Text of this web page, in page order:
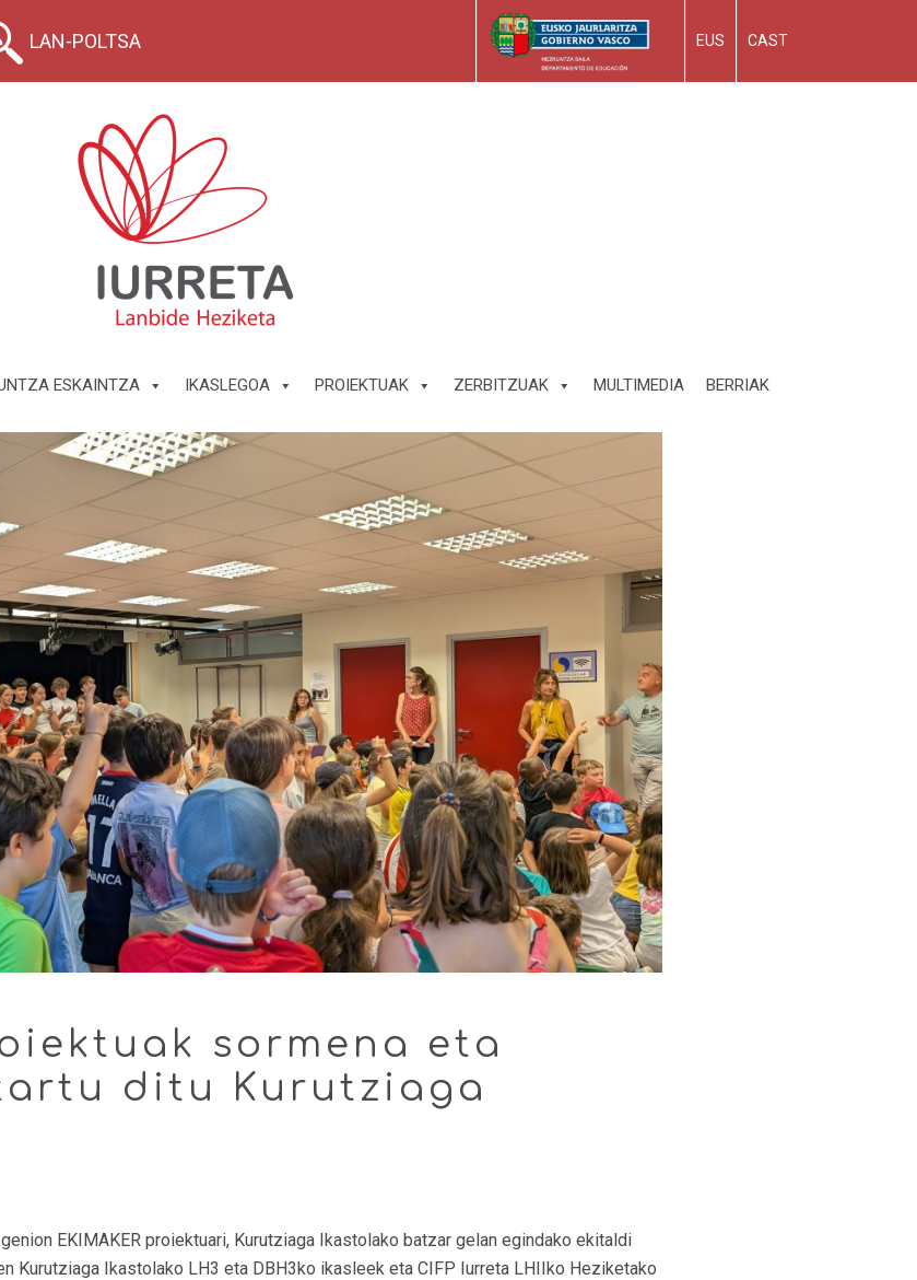
LAN-POLTSA EUS CAST
ESKAINTZA IKASLEGOA PROIEKTUAK ZERBITZUAK MULTIMEDIA BERRIAK
sormena eta
ditu Kurutziaga
EKIMAKER proiektuari, Kurutziaga Ikastolako batzar gelan egindako ekitaldi
Kurutziaga Ikastolako LH3 eta DBH3ko ikasleek eta CIFP Iurreta LHIIko Heziketako